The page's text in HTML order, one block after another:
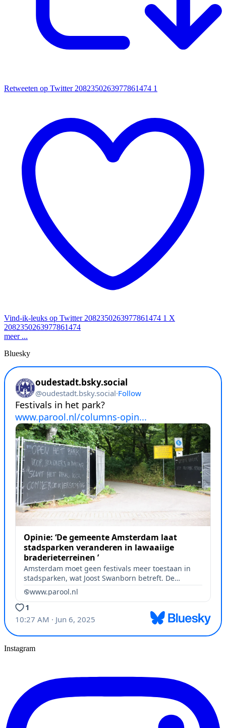
Retweeten op Twitter 2082350263977861474 1
Vind-ik-leuks op Twitter 2082350263977861474 1 X
2082350263977861474
meer ...
Bluesky
Instagram